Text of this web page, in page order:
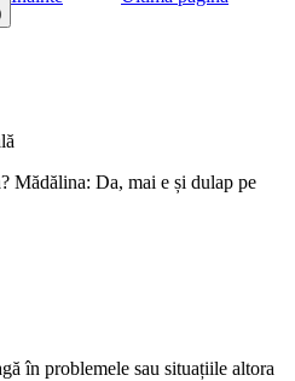
Mădălina: Da, mai e și dulap pe
în problemele sau situațiile altora